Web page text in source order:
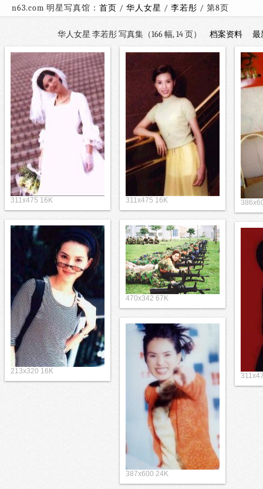
n63.com 明星写真馆： 首页 / 华人女星 / 李若彤 / 第8
华人女星 李若彤 写真集（166 幅, 14 页） 档案资料 最
311x475 16K 311x475 16K
213x320 16K
470x342 67K
387x600 24K